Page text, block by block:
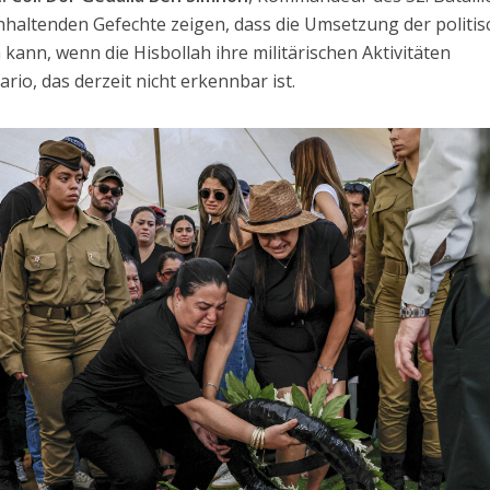
Gefechte zeigen, dass die Umsetzung der
wenn die Hisbollah ihre militärischen Aktivitäten
das derzeit nicht erkennbar ist.